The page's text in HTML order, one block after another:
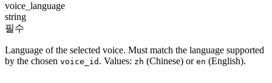
voice_language
string
필수
Language of the selected voice. Must match the language supported
by the chosen voice_id . Values: zh (Chinese) or en (English).